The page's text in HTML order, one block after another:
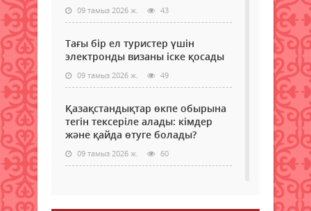
09 тамыз 2026 ж. 43
Тағы бір ел туристер үшін
электронды визаны іске қосады
09 тамыз 2026 ж. 49
Қазақстандықтар өкпе обырына
тегін тексеріле алады: кімдер
және қайда өтуге болады?
09 тамыз 2026 ж. 60